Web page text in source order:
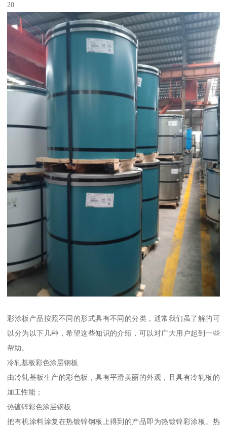
20
彩涂板产品按照不同的形式具有不同的分类，通常我们虽了解的可
以分为以下几种，希望这些知识的介绍，可以对广大用户起到一些
帮助。
冷轧基板彩色涂层钢板
由冷轧基板生产的彩色板，具有平滑美丽的外观，且具有冷轧板的
加工性能；
热镀锌彩色涂层钢板
把有机涂料涂复在热镀锌钢板上得到的产品即为热镀锌彩涂板。热